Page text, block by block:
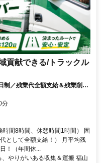
貢献できる/トラックル
制／残業代全額支給＆残業削減
分
間8時間、休憩時間1時間） 固
として全額支給！） 月平均残
！（年間休...
やりがいある収集＆運搬 福山